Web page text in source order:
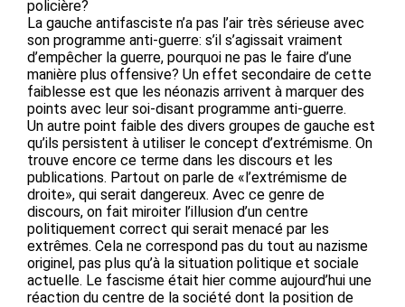
policière?
La gauche antifasciste n’a pas l’air très sérieuse avec
son programme anti-guerre: s’il s’agissait vraiment
d’empêcher la guerre, pourquoi ne pas le faire d’une
manière plus offensive? Un effet secondaire de cette
faiblesse est que les néonazis arrivent à marquer des
points avec leur soi-disant programme anti-guerre.
Un autre point faible des divers groupes de gauche est
qu’ils persistent à utiliser le concept d’extrémisme. On
trouve encore ce terme dans les discours et les
publications. Partout on parle de «l’extrémisme de
droite», qui serait dangereux. Avec ce genre de
discours, on fait miroiter l’illusion d’un centre
politiquement correct qui serait menacé par les
extrêmes. Cela ne correspond pas du tout au nazisme
originel, pas plus qu’à la situation politique et sociale
actuelle. Le fascisme était hier comme aujourd’hui une
réaction du centre de la société dont la position de